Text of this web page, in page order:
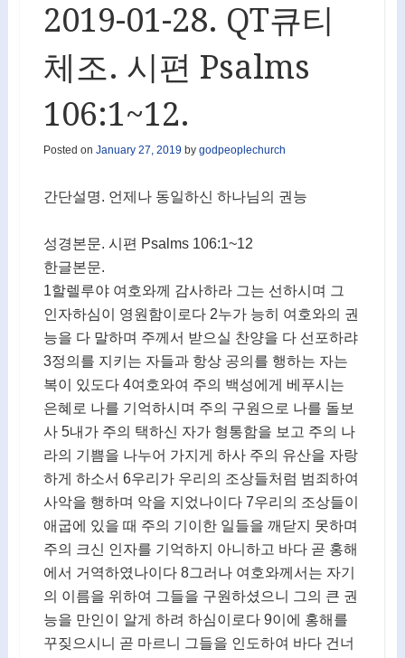
2019-01-28. QT큐티
체조. 시편 Psalms
106:1~12.
Posted on January 27, 2019 by godpeoplechurch
간단설명. 언제나 동일하신 하나님의 권능
성경본문. 시편 Psalms 106:1~12
한글본문.
1할렐루야 여호와께 감사하라 그는 선하시며 그
인자하심이 영원함이로다 2누가 능히 여호와의 권
능을 다 말하며 주께서 받으실 찬양을 다 선포하랴
3정의를 지키는 자들과 항상 공의를 행하는 자는
복이 있도다 4여호와여 주의 백성에게 베푸시는
은혜로 나를 기억하시며 주의 구원으로 나를 돌보
사 5내가 주의 택하신 자가 형통함을 보고 주의 나
라의 기쁨을 나누어 가지게 하사 주의 유산을 자랑
하게 하소서 6우리가 우리의 조상들처럼 범죄하여
사악을 행하며 악을 지었나이다 7우리의 조상들이
애굽에 있을 때 주의 기이한 일들을 깨닫지 못하며
주의 크신 인자를 기억하지 아니하고 바다 곧 홍해
에서 거역하였나이다 8그러나 여호와께서는 자기
의 이름을 위하여 그들을 구원하셨으니 그의 큰 권
능을 만인이 알게 하려 하심이로다 9이에 홍해를
꾸짖으시니 곧 마르니 그들을 인도하여 바다 건너